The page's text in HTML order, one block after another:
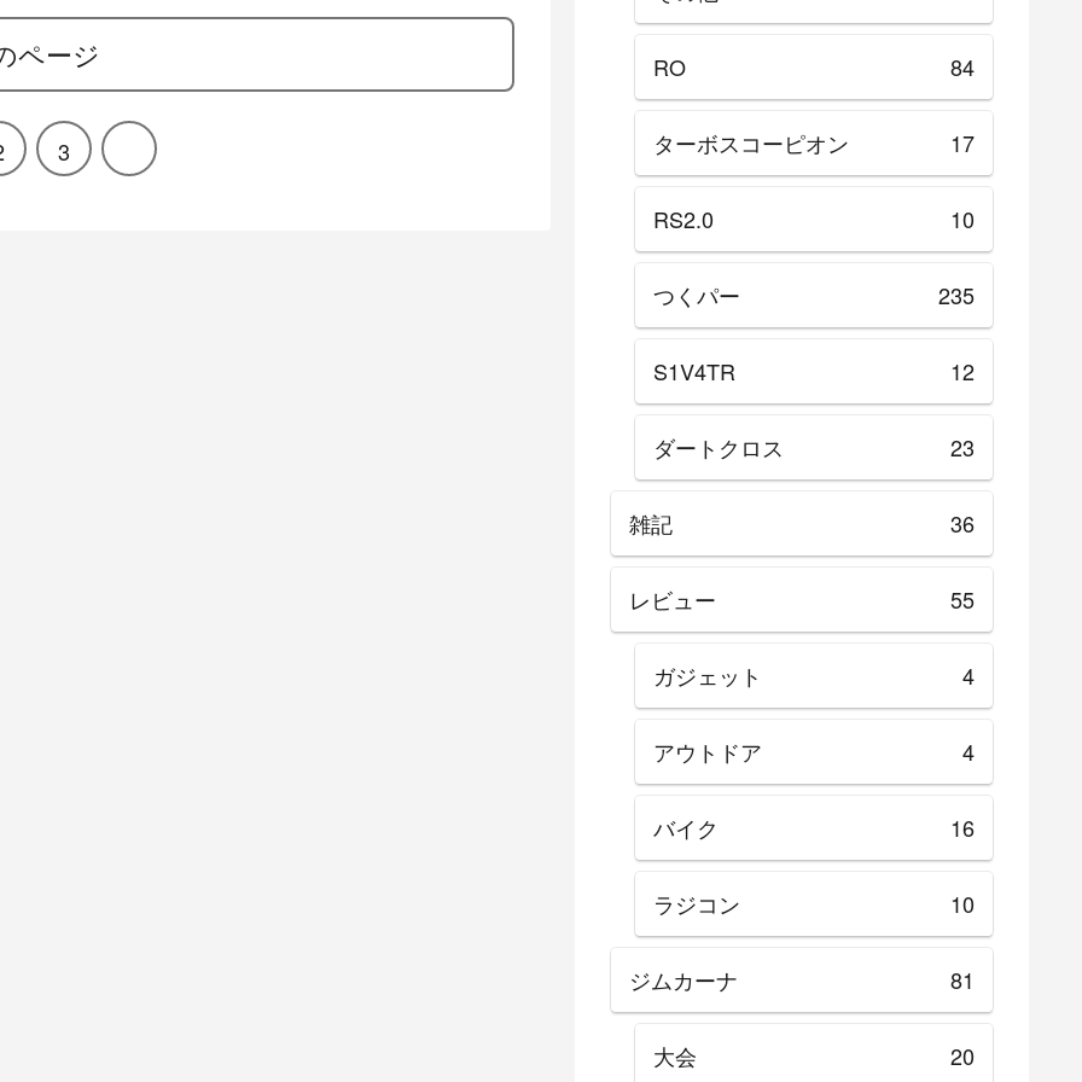
ページ
3
RO 84
ターボスコーピオン 17
RS2.0 10
つくパー 235
S1V4TR 12
ダートクロス 23
雑記 36
レビュー 55
ガジェット 4
アウトドア 4
バイク 16
ラジコン 10
ジムカーナ 81
大会 20